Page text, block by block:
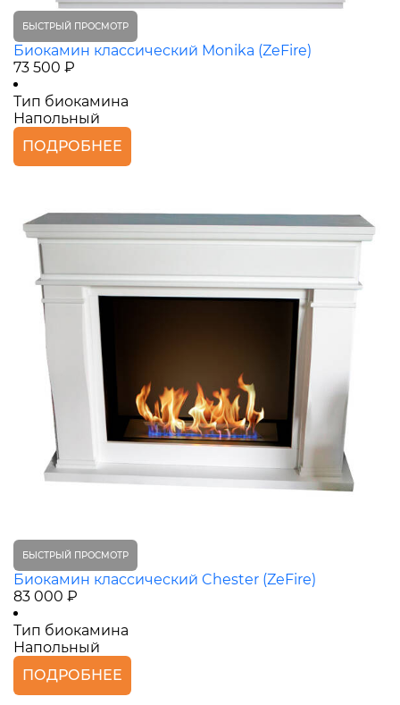
БЫСТРЫЙ ПРОСМОТР
Биокамин классический Monika (ZeFire)
73 500 ₽
Тип биокамина
Напольный
ПОДРОБНЕЕ
БЫСТРЫЙ ПРОСМОТР
Биокамин классический Chester (ZeFire)
83 000 ₽
Тип биокамина
Напольный
ПОДРОБНЕЕ